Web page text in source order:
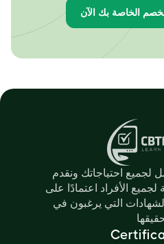
الخاصة بك الآن
لجميع احتياجاتك ونقدم
الأفراد اعتمادًا على
التي يرغبون في